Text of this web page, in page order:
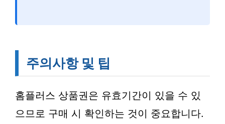
주의사항 및 팁
홈플러스 상품권은 유효기간이 있을 수 있
으므로 구매 시 확인하는 것이 중요합니다.